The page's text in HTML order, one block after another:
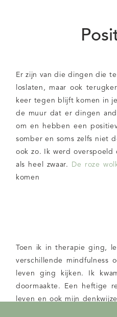
Er zijn van die dingen die
loslaten, maar ook
keer tegen blijft komen in
de muur dat er dingen
om en hebben een
somber en soms zelfs niet
ook zo. Ik werd overspoeld
als heel zwaar.
De roze
komen
Toen ik in therapie ging,
verschillende mindfulness
leven ging kijken. Ik
doormaakte. Een heftige
leven en ook mijn